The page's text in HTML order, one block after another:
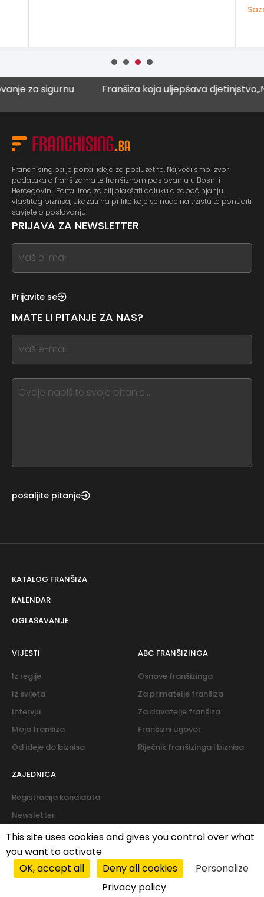
Franšiza koja uljepšava djetinjstvo„Naučna
Franchising.ba je portal ideja za poduzetne. Najveći smo izvor
podataka o franšizama te franšiznom poslovanju u Bosni i
Hercegovini. Portal ima za cilj olakšati odluku o započinjanju
vlastitog biznisa, ukazati na prilike koje se nude na tržištu te ponuditi
savjete o poslovanju.
PRIJAVA ZA NEWSLETTER
If
you
this,
this
form
field
blank
Prijavite se
IMATE LI PITANJE ZA NAS?
If
you
this,
pošaljite pitanje
KATALOG FRANŠIZA
KALENDAR
OGLAŠAVANJE
VIJESTI
Iz regije
Iz svijeta
Intervju
Moja franšiza
Od ideje do biznisa
ABC FRANŠIZINGA
Osnove franšizinga
Za primatelje franšiza
Za davatelje franšiza
Franšizni ugovor
Riječnik franšizinga i biznisa
ZAJEDNICA
Registracija kandidata
Newsletter
Forum
Cookies|Politika privatnosti
© 2026 PROFIT system. All rights reserved.
This site uses cookies and gives you control over what
you want to activate
OK, accept all
Deny all cookies
Personalize
Privacy policy